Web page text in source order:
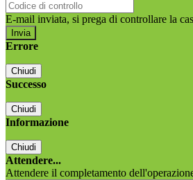
E-mail inviata, si prega di controllare la
Errore
Chiudi
Successo
Chiudi
Informazione
Chiudi
Attendere...
Attendere il completamento